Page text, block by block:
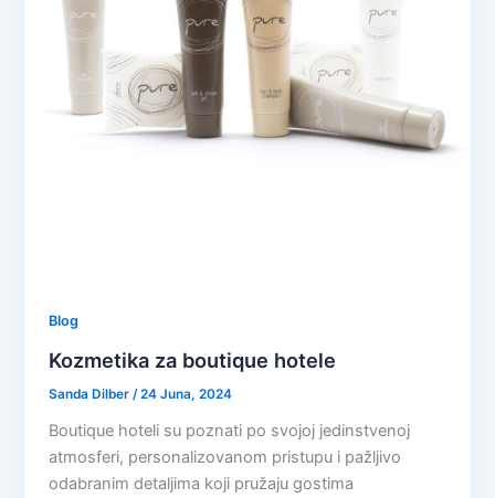
Blog
Kozmetika za boutique hotele
Sanda Dilber /24 Juna, 2024
Boutique hoteli su poznati po svojoj jedinstvenoj
atmosferi, personalizovanom pristupu i pažljivo
odabranim detaljima koji pružaju gostima